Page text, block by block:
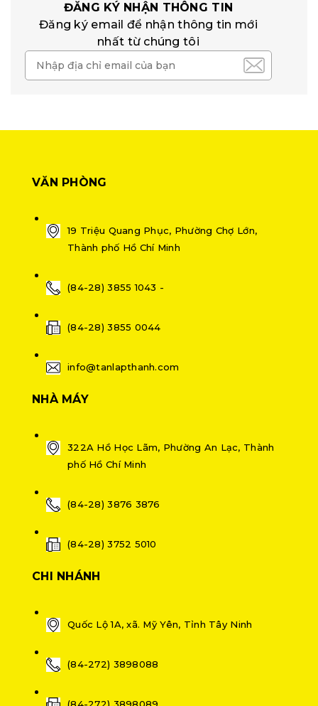
ĐĂNG KÝ NHẬN THÔNG TIN
Đăng ký email để nhận thông tin mới
nhất từ chúng tôi
VĂN PHÒNG
19 Triệu Quang Phục, Phường Chợ Lớn,
Thành phố Hồ Chí Minh
(84-28) 3855 1043 -
(84-28) 3855 0044
info@tanlapthanh.com
NHÀ MÁY
322A Hồ Học Lãm, Phường An Lạc, Thành
phố Hồ Chí Minh
(84-28) 3876 3876
(84-28) 3752 5010
CHI NHÁNH
Quốc Lộ 1A, xã. Mỹ Yên, Tỉnh Tây Ninh
(84-272) 3898088